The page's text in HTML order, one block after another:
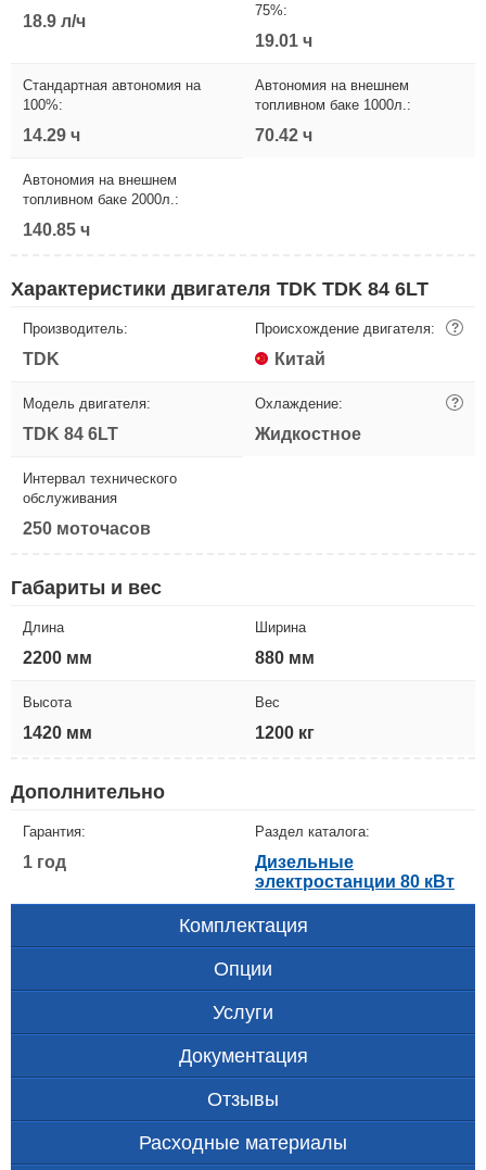
18.9 л/ч
75%:
19.01 ч
Стандартная автономия на
100%:
14.29 ч
Автономия на внешнем
топливном баке 1000л.:
70.42 ч
Автономия на внешнем
топливном баке 2000л.:
140.85 ч
Характеристики двигателя TDK TDK 84 6LT
Производитель:
TDK
Происхождение двигателя: ?
Китай
Модель двигателя:
TDK 84 6LT
Охлаждение: ?
Жидкостное
Интервал технического
обслуживания
250 моточасов
Габариты и вес
Длина
2200 мм
Ширина
880 мм
Высота
1420 мм
Вес
1200 кг
Дополнительно
Гарантия:
1 год
Раздел каталога:
Дизельные
электростанции 80 кВт
Комплектация
Опции
Услуги
Документация
Отзывы
Расходные материалы